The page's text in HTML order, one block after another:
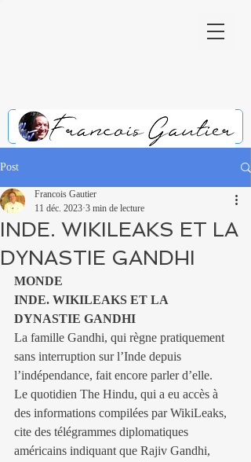
Post
INDE. WIKILEAKS ET LA
DYNASTIE GANDHI
Francois Gautier
11 déc. 2023 3 min de lecture
MONDE
INDE. WIKILEAKS ET LA
DYNASTIE GANDHI
La famille Gandhi, qui règne pratiquement
sans interruption sur l’Inde depuis
l’indépendance, fait encore parler d’elle.
Le quotidien The Hindu, qui a eu accès à
des informations compilées par WikiLeaks,
cite des télégrammes diplomatiques
américains indiquant que Rajiv Gandhi,